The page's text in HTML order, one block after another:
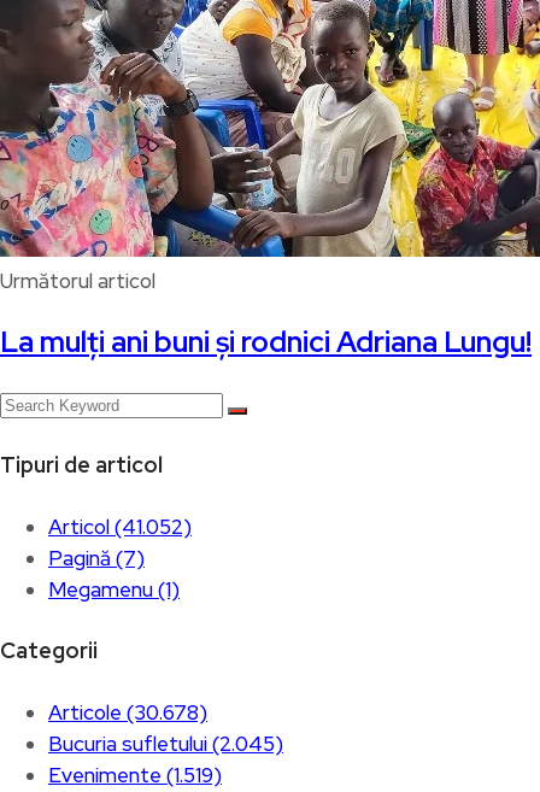
Următorul articol
La mulți ani buni și rodnici Adriana Lungu!
Tipuri de articol
Articol (41.052)
Pagină (7)
Megamenu (1)
Categorii
Articole (30.678)
Bucuria sufletului (2.045)
Evenimente (1.519)